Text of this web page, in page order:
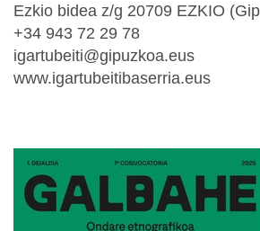
Ezkio bidea z/g 20709 EZKIO
+34 943 72 29 78
igartubeiti@gipuzkoa.eus
www.igartubeitibaserria.eus